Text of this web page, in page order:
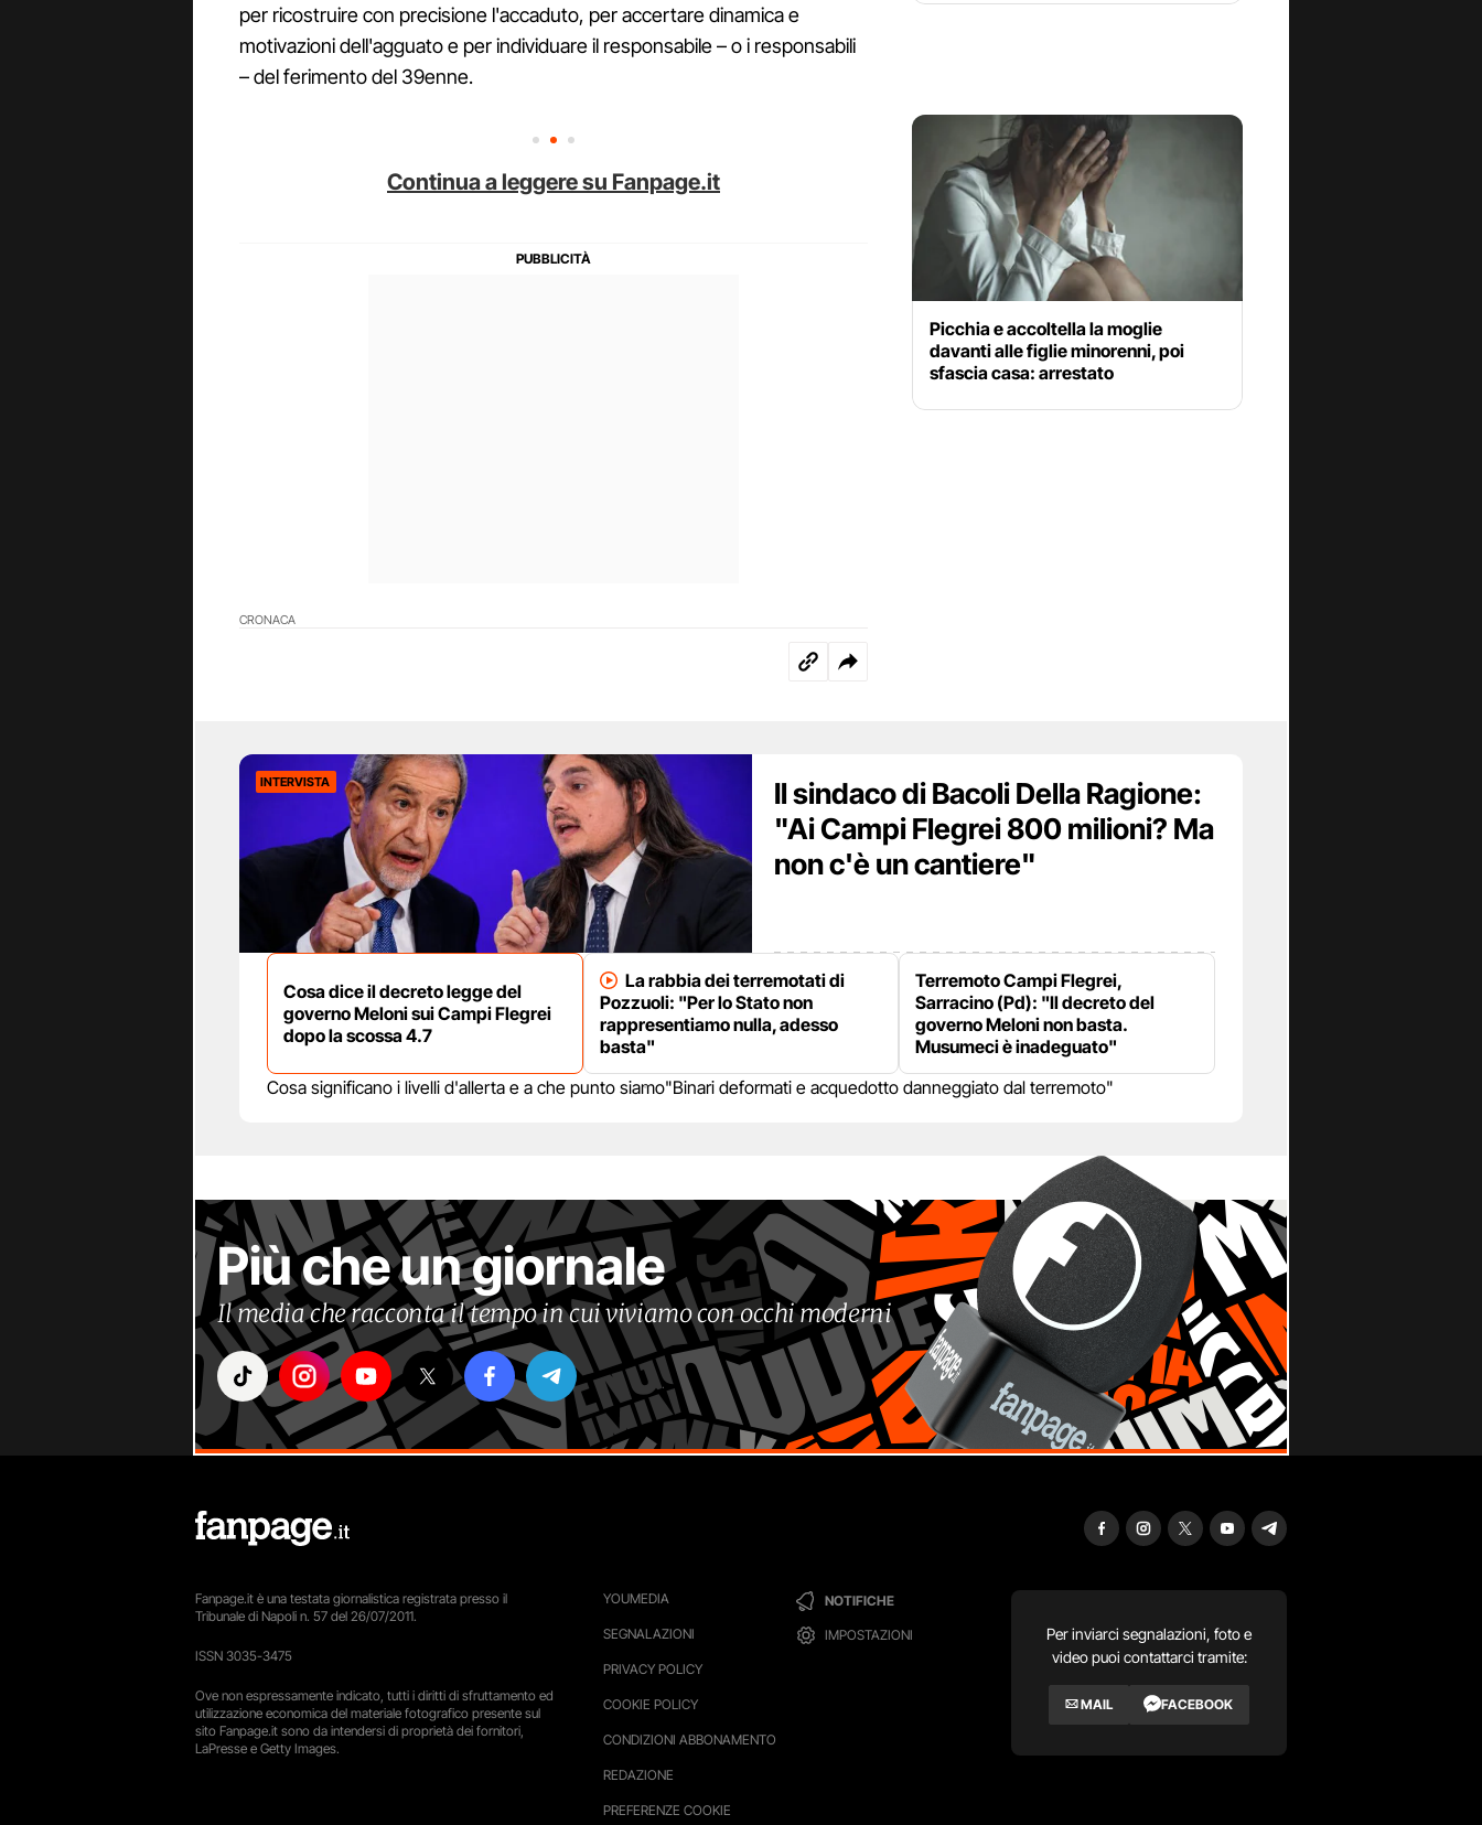
per ricostruire con precisione l'accaduto, per accertare dinamica e
motivazioni dell'agguato e per individuare il responsabile – o i responsabili
– del ferimento del 39enne.
Continua a leggere su Fanpage.it
CRONACA
Picchia e accoltella la moglie
davanti alle figlie minorenni, poi
sfascia casa: arrestato
INTERVISTA
Il sindaco di Bacoli Della Ragione:
"Ai Campi Flegrei 800 milioni? Ma
non c'è un cantiere"
Cosa dice il decreto legge del
governo Meloni sui Campi Flegrei
dopo la scossa 4.7
La rabbia dei terremotati di
Pozzuoli: "Per lo Stato non
rappresentiamo nulla, adesso
basta"
Terremoto Campi Flegrei,
Sarracino (Pd): "Il decreto del
governo Meloni non basta.
Musumeci è inadeguato"
Cosa significano i livelli d'allerta e a che punto siamo"Binari deformati e acquedotto danneggiato dal terremoto"
Più che un giornale
Il media che racconta il tempo in cui viviamo con occhi moderni
YOUMEDIA
SEGNALAZIONI
PRIVACY POLICY
COOKIE POLICY
CONDIZIONI ABBONAMENTO
REDAZIONE
PREFERENZE COOKIE
NOTIFICHE
IMPOSTAZIONI
Per inviarci segnalazioni, foto e
video puoi contattarci tramite:
MAIL FACEBOOK
Fanpage.it è una testata giornalistica registrata presso il
Tribunale di Napoli n. 57 del 26/07/2011.
ISSN 3035-3475
Ove non espressamente indicato, tutti i diritti di sfruttamento ed
utilizzazione economica del materiale fotografico presente sul
sito Fanpage.it sono da intendersi di proprietà dei fornitori,
LaPresse e Getty Images.